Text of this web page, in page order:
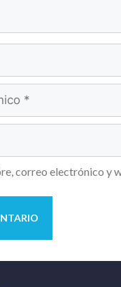
correo electrónico y